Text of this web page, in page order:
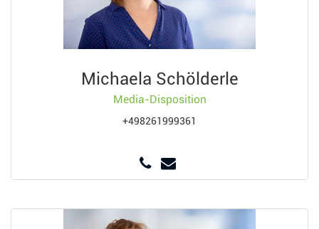
Michaela Schölderle
Media-Disposition
+498261999361